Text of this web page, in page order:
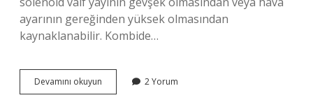
ayarının gereğinden yüksek olmasından
kaynaklanabilir. Kombide…
Devamını okuyun
Nasıl
2 Yorum